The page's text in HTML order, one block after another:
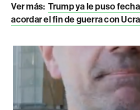
Ver más: Trump ya le puso
acordar el fin de guerra con